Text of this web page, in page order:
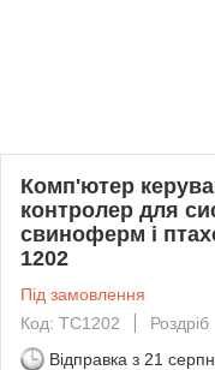
Комп'ютер
контролер для
свиноферм і
1202
Під замовлення
Код: TC1202
Роздріб
Відправка з 21